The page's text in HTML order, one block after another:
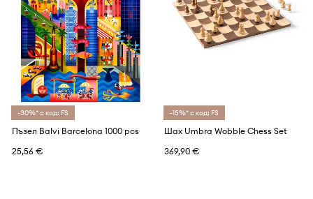
-30%* с код: FS
Пъзел Balvi Barcelona 1000 pcs
25,56 €
-15%* с код: FS
Шах Umbra Wobble Chess Set
369,90 €